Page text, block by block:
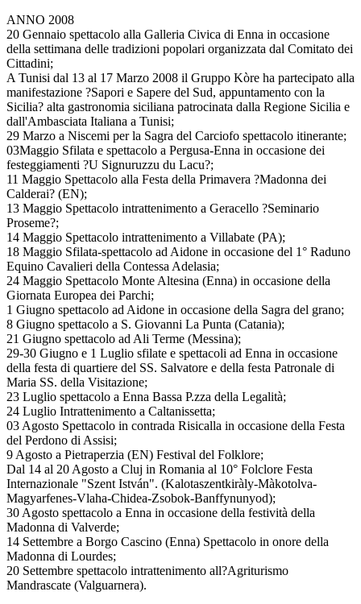
ANNO 2008
20 Gennaio spettacolo alla Galleria Civica di Enna in occasione
della settimana delle tradizioni popolari organizzata dal Comitato dei
Cittadini;
A Tunisi dal 13 al 17 Marzo 2008 il Gruppo Kòre ha partecipato alla
manifestazione ?Sapori e Sapere del Sud, appuntamento con la
Sicilia? alta gastronomia siciliana patrocinata dalla Regione Sicilia e
dall'Ambasciata Italiana a Tunisi;
29 Marzo a Niscemi per la Sagra del Carciofo spettacolo itinerante;
03Maggio Sfilata e spettacolo a Pergusa-Enna in occasione dei
festeggiamenti ?U Signuruzzu du Lacu?;
11 Maggio Spettacolo alla Festa della Primavera ?Madonna dei
Calderai? (EN);
13 Maggio Spettacolo intrattenimento a Geracello ?Seminario
Proseme?;
14 Maggio Spettacolo intrattenimento a Villabate (PA);
18 Maggio Sfilata-spettacolo ad Aidone in occasione del 1° Raduno
Equino Cavalieri della Contessa Adelasia;
24 Maggio Spettacolo Monte Altesina (Enna) in occasione della
Giornata Europea dei Parchi;
1 Giugno spettacolo ad Aidone in occasione della Sagra del grano;
8 Giugno spettacolo a S. Giovanni La Punta (Catania);
21 Giugno spettacolo ad Ali Terme (Messina);
29-30 Giugno e 1 Luglio sfilate e spettacoli ad Enna in occasione
della festa di quartiere del SS. Salvatore e della festa Patronale di
Maria SS. della Visitazione;
23 Luglio spettacolo a Enna Bassa P.zza della Legalità;
24 Luglio Intrattenimento a Caltanissetta;
03 Agosto Spettacolo in contrada Risicalla in occasione della Festa
del Perdono di Assisi;
9 Agosto a Pietraperzia (EN) Festival del Folklore;
Dal 14 al 20 Agosto a Cluj in Romania al 10° Folclore Festa
Internazionale "Szent István". (Kalotaszentkiràly-Màkotolva-
Magyarfenes-Vlaha-Chidea-Zsobok-Banffynunyod);
30 Agosto spettacolo a Enna in occasione della festività della
Madonna di Valverde;
14 Settembre a Borgo Cascino (Enna) Spettacolo in onore della
Madonna di Lourdes;
20 Settembre spettacolo intrattenimento all?Agriturismo
Mandrascate (Valguarnera).